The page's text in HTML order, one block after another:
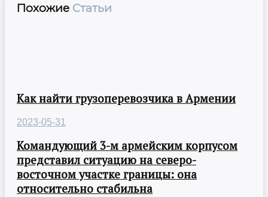
Похожие Статьи
Как найти грузоперевозчика в Армении
2023-05-31
Командующий 3-м армейским корпусом
представил ситуацию на северо-
восточном участке границы: она
относительно стабильна